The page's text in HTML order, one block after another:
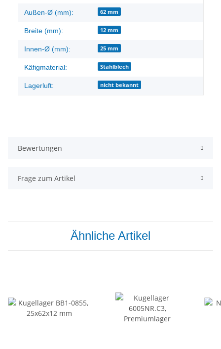
Außen-Ø (mm): 62 mm
Breite (mm): 12 mm
Innen-Ø (mm): 25 mm
Käfigmaterial: Stahlblech
Lagerluft: nicht bekannt
Bewertungen
Frage zum Artikel
Ähnliche Artikel